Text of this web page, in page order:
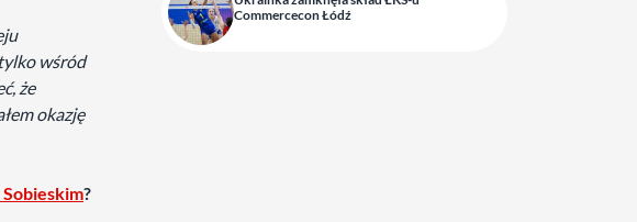
wśród
że
okazję
?
Commercecon Łódź